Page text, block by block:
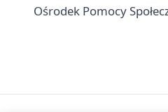
Ośrodek Pomocy